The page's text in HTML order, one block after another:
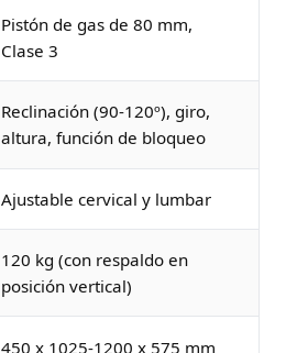
Pistón de gas de 80 mm,
Clase 3
Reclinación (90-120º), giro,
altura, función de bloqueo
Ajustable cervical y lumbar
120 kg (con respaldo en
posición vertical)
450 x 1025-1200 x 575 mm